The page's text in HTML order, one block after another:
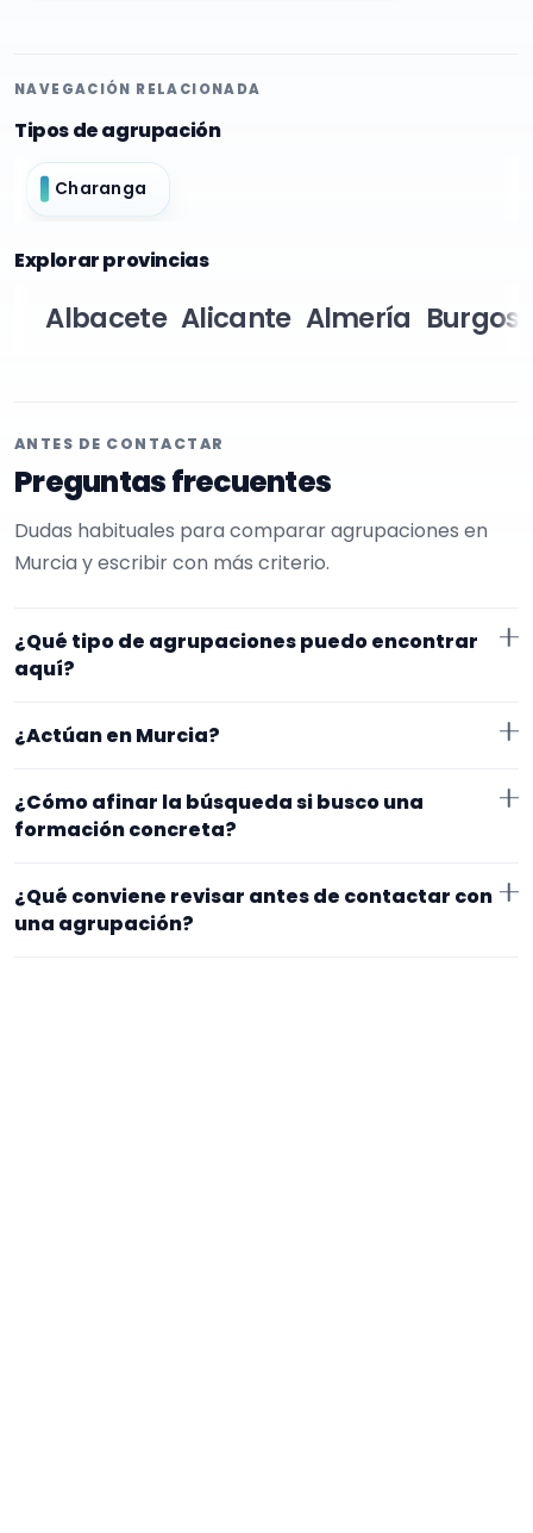
NAVEGACIÓN RELACIONADA
Tipos de agrupación
Charanga
Explorar provincias
Albacete Alicante Almería Burgos
ANTES DE CONTACTAR
Preguntas frecuentes
Dudas habituales para comparar agrupaciones en
Murcia y escribir con más criterio.
¿Qué tipo de agrupaciones puedo encontrar
aquí?
pasacalles. Conviene comparar repertorio, tamaño
¿Actúan en Murcia?
trabajan en Murcia. Algunos son de la zona y otros se
exacto, horarios y posibles gastos.
¿Cómo afinar la búsqueda si busco una
formación concreta?
Empieza por el tipo de evento y la zona. Si ya sabes el
formato que te encaja, usa el filtro de tipo de
agrupación para quedarte con opciones más
¿Qué conviene revisar antes de contactar con
una agrupación?